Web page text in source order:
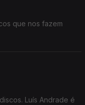
que nos fazem
Luís Andrade é